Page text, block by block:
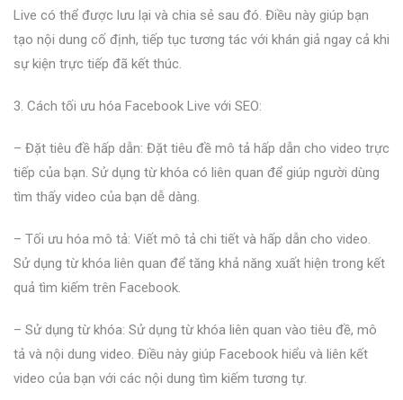
Live có thể được lưu lại và chia sẻ sau đó. Điều này giúp bạn
tạo nội dung cố định, tiếp tục tương tác với khán giả ngay cả khi
sự kiện trực tiếp đã kết thúc.
3. Cách tối ưu hóa Facebook Live với SEO:
– Đặt tiêu đề hấp dẫn: Đặt tiêu đề mô tả hấp dẫn cho video trực
tiếp của bạn. Sử dụng từ khóa có liên quan để giúp người dùng
tìm thấy video của bạn dễ dàng.
– Tối ưu hóa mô tả: Viết mô tả chi tiết và hấp dẫn cho video.
Sử dụng từ khóa liên quan để tăng khả năng xuất hiện trong kết
quả tìm kiếm trên Facebook.
– Sử dụng từ khóa: Sử dụng từ khóa liên quan vào tiêu đề, mô
tả và nội dung video. Điều này giúp Facebook hiểu và liên kết
video của bạn với các nội dung tìm kiếm tương tự.